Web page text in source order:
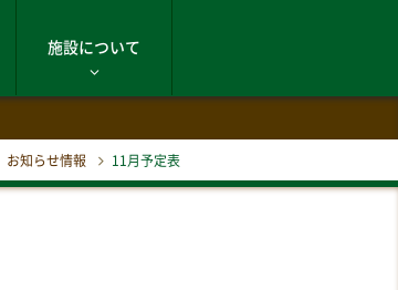
施設について
お知らせ情報 11月予定表